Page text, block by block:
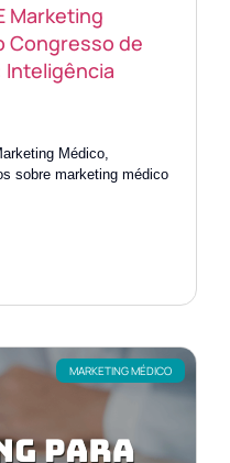
Marketing
Congresso de
Inteligência
Médico,
sobre marketing médico
MARKETING MÉDICO